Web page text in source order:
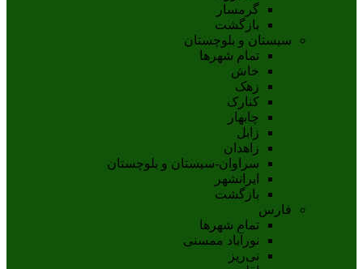
گرمسار
بازگشت
سیستان و بلوچستان
تمام شهر‌ها
خاش
زهک
کنارک
چابهار
زابل
زاهدان
سراوان-سيستان و بلوچستان
ايرانشهر
بازگشت
فارس
تمام شهر‌ها
نورآباد ممسنی
نی‌ریز